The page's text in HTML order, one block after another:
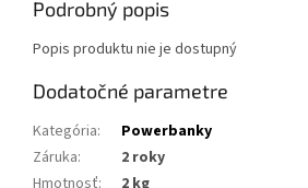
Podrobný popis
Popis produktu nie je dostupný
Dodatočné parametre
Kategória:
Powerbanky
Záruka:
2 roky